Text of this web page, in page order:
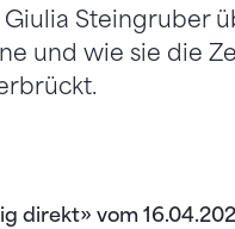
Giulia Steingruber
und wie sie die
direkt» vom